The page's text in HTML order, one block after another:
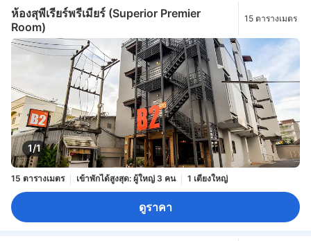
ห้องสุพีเรียร์พรีเมียร์ (Superior Premier
Room)
15 ตารางเมตร
1/1
15 ตารางเมตร เข้าพักได้สูงสุด: ผู้ใหญ่ 3 คน 1 เตียงใหญ่
ดูราคา